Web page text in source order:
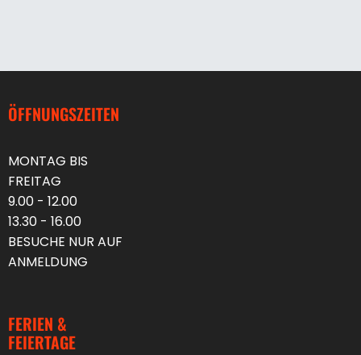
ÖFFNUNGSZEITEN
MONTAG BIS
FREITAG
9.00 - 12.00
13.30 - 16.00
BESUCHE NUR AUF
ANMELDUNG
FERIEN &
FEIERTAGE